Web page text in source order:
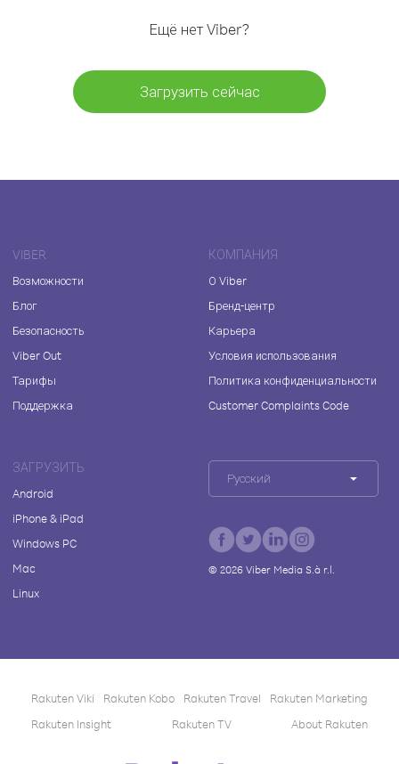
Ещё нет Viber?
Загрузить сейчас
VIBER
Возможности
Блог
Безопасность
Viber Out
Тарифы
Поддержка
КОМПАНИЯ
О Viber
Бренд-центр
Карьера
Условия использования
Политика конфиденциальности
Customer Complaints Code
ЗАГРУЗИТЬ
Android
iPhone & iPad
Windows PC
Mac
Linux
Русский
© 2026Viber Media S.à r.l.
Rakuten Viki Rakuten Kobo Rakuten Travel
Rakuten Marketing
Rakuten Insight
Rakuten TV About Rakuten